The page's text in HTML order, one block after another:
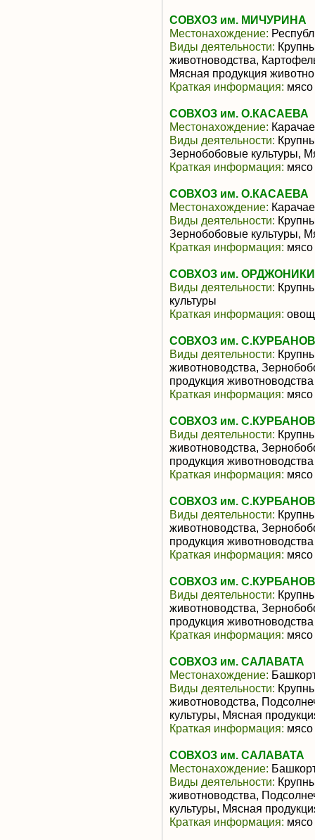
СОВХОЗ им. МИЧУРИНА
Местонахождение:
Виды деятельности:
животноводства,
Мясная продукция
Краткая информация: мясо
СОВХОЗ им. О.КАСАЕВА
Местонахождение:
Виды деятельности:
Зернобобовые культуры,
Краткая информация: мясо
СОВХОЗ им. О.КАСАЕВА
Местонахождение:
Виды деятельности:
Зернобобовые культуры,
Краткая информация: мясо
СОВХОЗ им.
Виды деятельности:
культуры
Краткая информация:
СОВХОЗ им.
Виды деятельности:
животноводства,
продукция животноводства
Краткая информация: мясо
СОВХОЗ им.
Виды деятельности:
животноводства,
продукция животноводства
Краткая информация: мясо
СОВХОЗ им.
Виды деятельности:
животноводства,
продукция животноводства
Краткая информация: мясо
СОВХОЗ им.
Виды деятельности:
животноводства,
продукция животноводства
Краткая информация: мясо
СОВХОЗ им. САЛАВАТА
Местонахождение:
Виды деятельности:
животноводства,
культуры, Мясная
Краткая информация: мясо
СОВХОЗ им. САЛАВАТА
Местонахождение:
Виды деятельности:
животноводства,
культуры, Мясная
Краткая информация: мясо